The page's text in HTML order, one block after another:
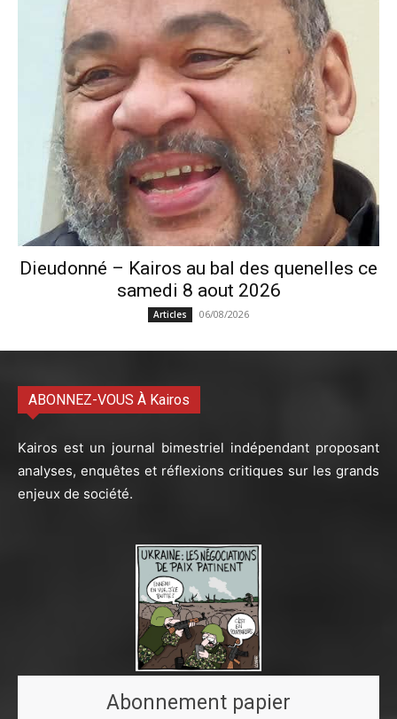
Dieudonné – Kairos au bal des quenelles ce
samedi 8 aout 2026
Articles 06/08/2026
ABONNEZ-VOUS À Kairos
Kairos est un journal bimestriel indépendant proposant
analyses, enquêtes et réflexions critiques sur les grands
enjeux de société.
Abonnement papier